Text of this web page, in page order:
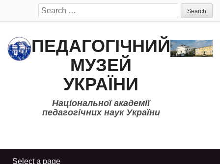
Search
for:
ПЕДАГОГІЧНИЙ
МУЗЕЙ
УКРАЇНИ
Національної академії
педагогічних наук України